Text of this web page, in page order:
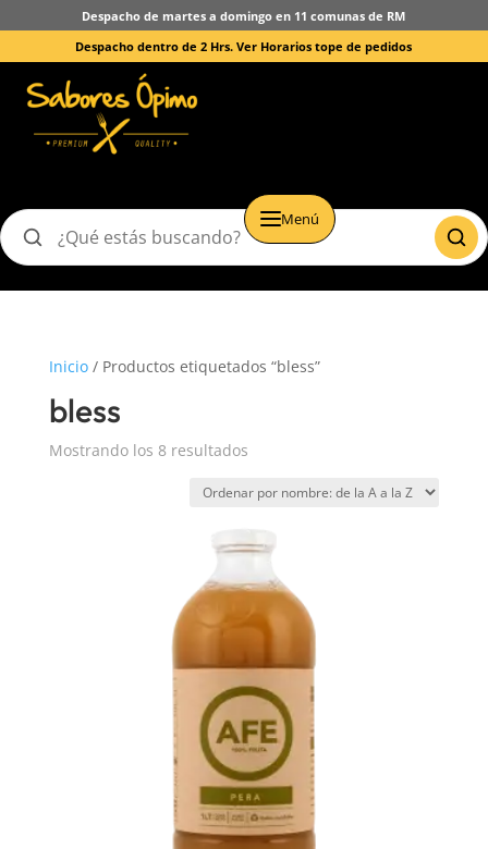
Despacho de martes a domingo en 11 comunas de RM
Despacho dentro de 2 Hrs.Ver Horarios tope de pedidos
Menú
Buscar
Inicio/ Productos etiquetados “bless”
bless
Mostrando los 8 resultados